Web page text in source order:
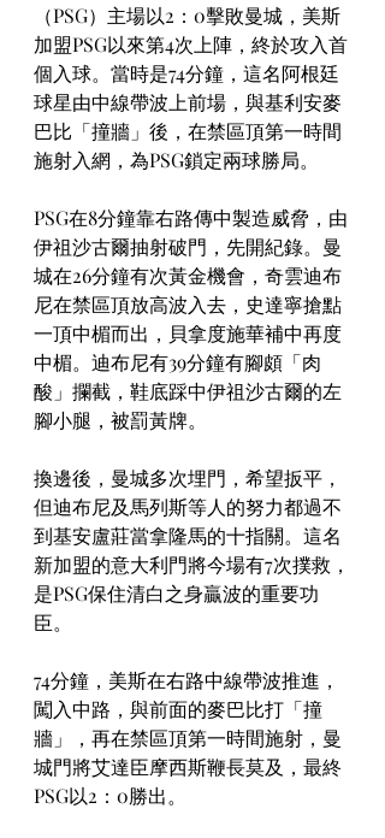
（PSG）主場以2：0擊敗曼城，美斯
加盟PSG以來第4次上陣，終於攻入首
個入球。當時是74分鐘，這名阿根廷
球星由中線帶波上前場，與基利安麥
巴比「撞牆」後，在禁區頂第一時間
施射入網，為PSG鎖定兩球勝局。
PSG在8分鐘靠右路傳中製造威脅，由
伊祖沙古爾抽射破門，先開紀錄。曼
城在26分鐘有次黃金機會，奇雲迪布
尼在禁區頂放高波入去，史達寧搶點
一頂中楣而出，貝拿度施華補中再度
中楣。迪布尼有39分鐘有腳頗「肉
酸」攔截，鞋底踩中伊祖沙古爾的左
腳小腿，被罰黃牌。
換邊後，曼城多次埋門，希望扳平，
但迪布尼及馬列斯等人的努力都過不
到基安盧莊當拿隆馬的十指關。這名
新加盟的意大利門將今場有7次撲救，
是PSG保住清白之身贏波的重要功
臣。
74分鐘，美斯在右路中線帶波推進，
闖入中路，與前面的麥巴比打「撞
牆」，再在禁區頂第一時間施射，曼
城門將艾達臣摩西斯鞭長莫及，最終
PSG以2：0勝出。